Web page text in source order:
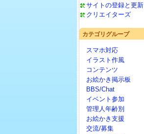
サイトの登録と更新
クリエイターズ
カテゴリグループ
スマホ対応
イラスト作風
コンテンツ
お絵かき掲示板
BBS/Chat
イベント参加
管理人年齢別
お絵かき支援
交流/募集